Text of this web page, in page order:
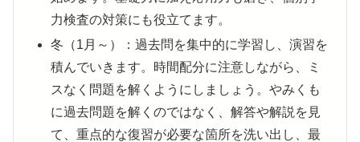
力検査の対策にも役立てます。
冬（1月～）：過去問を集中的に学習し、演習を
積んでいきます。時間配分に注意しながら、ミ
スなく問題を解くようにしましょう。やみくも
に過去問題を解くのではなく、解答や解説を見
て、重点的な復習が必要な箇所を洗い出し、最